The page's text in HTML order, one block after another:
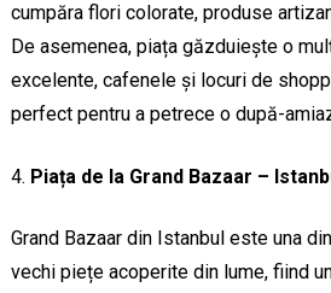
cumpăra flori colorate, produse
De asemenea, piața găzduiește o
excelente, cafenele și locuri de
perfect pentru a petrece o după-
Piața de la Grand Bazaar –
Grand Bazaar din Istanbul este una
vechi piețe acoperite din lume, fiind